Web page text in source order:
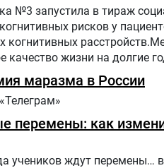
№3 запустила в тираж
рисков у
когнитивных
качество жизни на долгие
к
маразма в России
перемены: как
учеников ждут перемены…